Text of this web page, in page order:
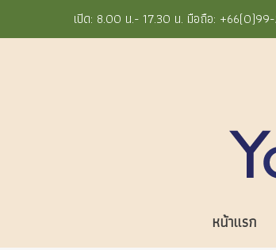
เปิด: 8.00 น.- 17.30 น. มือถือ:
หน้าแรก